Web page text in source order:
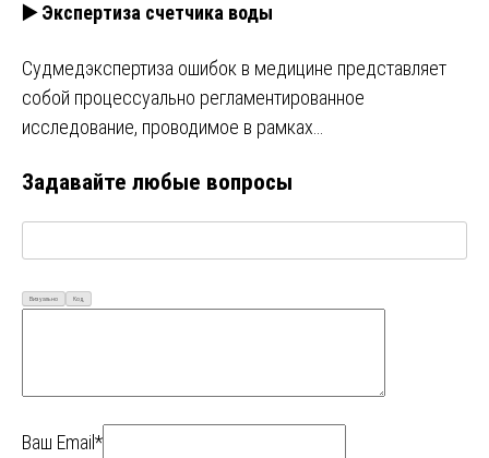
▶️ Экспертиза счетчика воды
Судмедэкспертиза ошибок в медицине представляет
собой процессуально регламентированное
исследование, проводимое в рамках…
Задавайте любые вопросы
Визуально Код
Ваш Email*